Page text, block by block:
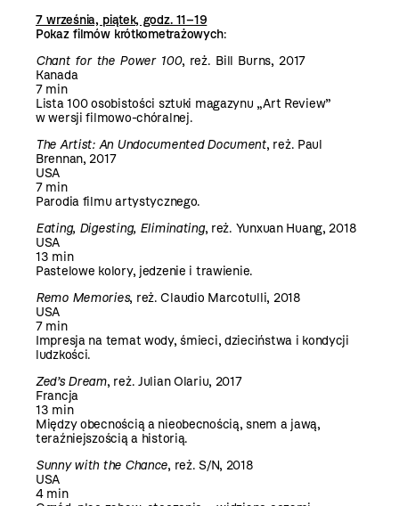
7 września, piątek, godz. 11–19
Pokaz filmów krótkometrażowych:
Chant for the Power 100, reż. Bill Burns, 2017
Kanada
7 min
Lista 100 osobistości sztuki magazynu „Art Review”
w wersji filmowo-chóralnej.
The Artist: An Undocumented Document, reż. Paul
Brennan, 2017
USA
7 min
Parodia filmu artystycznego.
Eating, Digesting, Eliminating, reż. Yunxuan Huang, 2018
USA
13 min
Pastelowe kolory, jedzenie i trawienie.
Remo Memories, reż. Claudio Marcotulli, 2018
USA
7 min
Impresja na temat wody, śmieci, dzieciństwa i kondycji
ludzkości.
Zed’s Dream, reż. Julian Olariu, 2017
Francja
13 min
Między obecnością a nieobecnością, snem a jawą,
teraźniejszością a historią.
Sunny with the Chance, reż. S/N, 2018
USA
4 min